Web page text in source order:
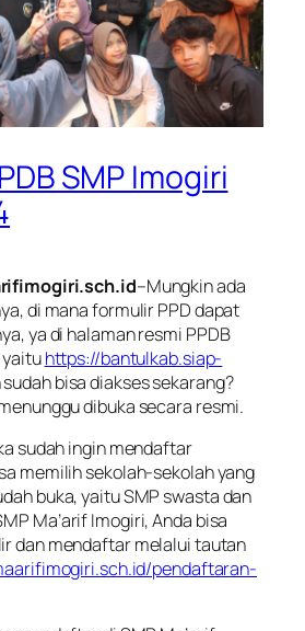
SMP Imogiri
–Mungkin ada
di mana formulir PPD dapat
ya di halaman resmi PPDB
yaituhttps://bantulkab.siap-
sudah bisa diakses sekarang?
dibuka secara resmi.
sudah ingin mendaftar
memilih sekolah-sekolah yang
buka, yaitu SMP swasta dan
Ma’arif Imogiri, Anda bisa
dan mendaftar melalui tautan
pendaftaran-